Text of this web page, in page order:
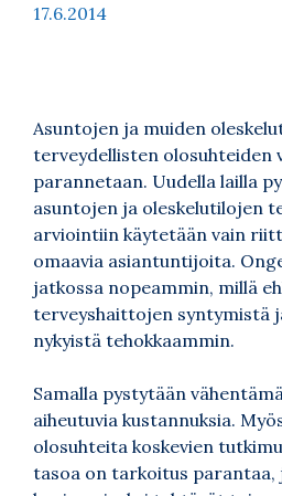
17.6.2014
Asuntojen ja muiden
terveydellisten olosuhteiden
parannetaan. Uudella lailla
asuntojen ja oleskelutilojen
arviointiin käytetään vain
omaavia asiantuntijoita.
jatkossa nopeammin, millä
terveyshaittojen syntymistä
nykyistä tehokkaammin.
Samalla pystytään
aiheutuvia kustannuksia.
olosuhteita koskevien
tasoa on tarkoitus